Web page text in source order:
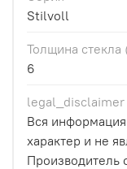
Stilvoll
Толщина
6
legal_disclaimer
Вся
характер и не
Производитель